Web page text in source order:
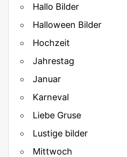
Hallo Bilder
Halloween Bilder
Hochzeit
Jahrestag
Januar
Karneval
Liebe Gruse
Lustige bilder
Mittwoch